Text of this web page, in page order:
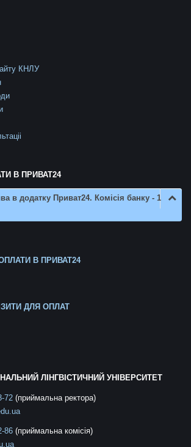
КНЛУ
В ПРИВАТ24
в додатку Приват24. Комісія банку - 1
В ПРИВАТ24
ДЛЯ ОПЛАТ
ЛІНГВІСТИЧНИЙ УНІВЕРСИТЕТ
72 (приймальна ректора)
86 (приймальна комісія)